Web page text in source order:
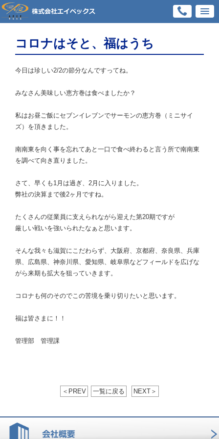
コロナはそと、福はうち
今日は珍しい2/2の節分なんですってね。
みなさん美味しい恵方巻は食べましたか？
私はお昼ご飯にセブンイレブンでサーモンの恵方巻（ミニサイ
ズ）を頂きました。
南南東を向く事を忘れてあと一口で食べ終わると言う所で南南東
を調べて向き直りました。
さて、早くも1月は過ぎ、2月に入りました。
弊社の決算まで後2ヶ月ですね。
たくさんの従業員に支えられながら迎えた第20期ですが
厳しい戦いを強いられたなぁと思います。
そんな我々も滋賀にこだわらず、大阪府、京都府、奈良県、兵庫
県、広島県、神奈川県、愛知県、岐阜県などフィールドを広げな
がら来期も拡大を狙っていきます。
コロナも何のそのでこの苦境を乗り切りたいと思います。
福は皆さまに！！
管理部 管理課
＜ PREV 一覧に戻る NEXT＞